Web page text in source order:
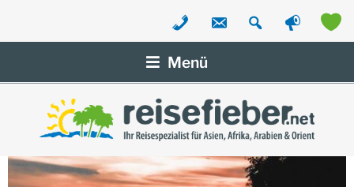
Zum
Menü